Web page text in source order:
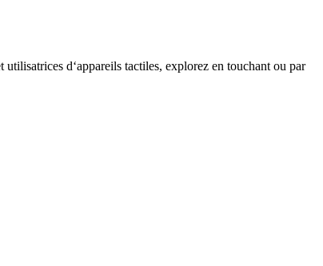
d‘appareils tactiles, explorez en touchant ou par